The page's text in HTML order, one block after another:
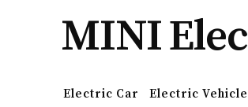
MINI
Electric Car Electric Vehicle